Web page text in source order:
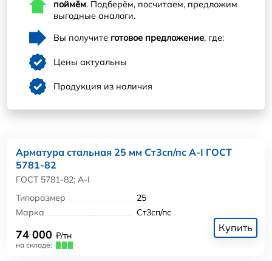
поймём. Подберём, посчитаем, предложим
выгодные аналоги.
Вы получите готовое предложение, где:
Цены актуальны
Продукция из наличия
Арматура стальная 25 мм Ст3сп/пс А-I ГОСТ
5781-82
ГОСТ 5781-82; А-I
Типоразмер
25
Марка
Ст3сп/пс
74 000 ₽/тн
на складе:
Купить